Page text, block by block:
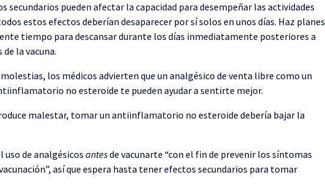
secundarios pueden afectar la capacidad para desempeñar las actividades
estos efectos deberían desaparecer por sí solos en unos días. Haz planes
tiempo para descansar durante los días inmediatamente posteriores a
de la vacuna.
los médicos advierten que un analgésico de venta libre como un
no esteroide te pueden ayudar a sentirte mejor.
malestar, tomar un antiinflamatorio no esteroide debería bajar la
uso de analgésicos antesde vacunarte “con el fin de prevenir los síntomas
así que espera hasta tener efectos secundarios para tomar